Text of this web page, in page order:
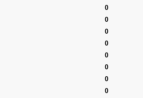
0
0
0
0
0
0
0
0